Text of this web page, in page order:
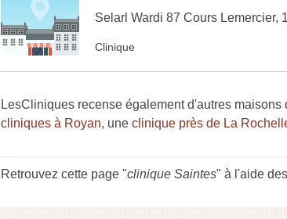
Selarl Wardi 87 Cours Lemercier,
Clinique
LesCliniques recense également d'autres
cliniques à Royan, une clinique près de La
Retrouvez cette page "clinique Saintes" à l'aide